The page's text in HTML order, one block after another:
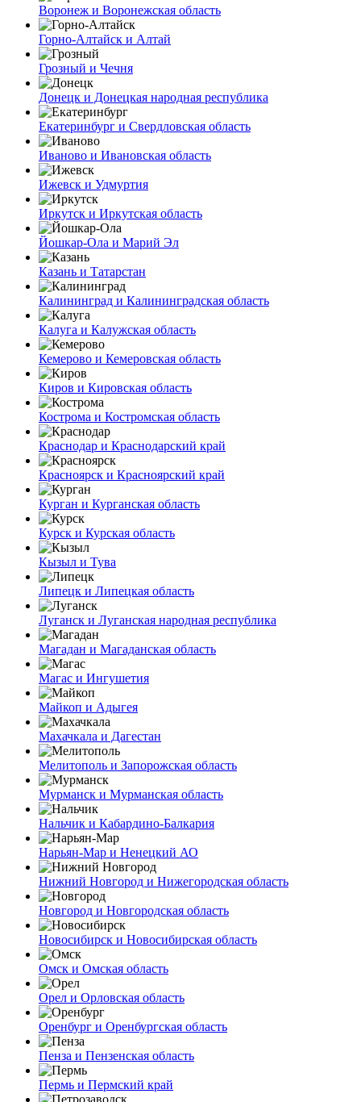
Воронеж и Воронежская область
Горно-Алтайск и Алтай
Грозный и Чечня
Донецк и Донецкая народная республика
Екатеринбург и Свердловская область
Иваново и Ивановская область
Ижевск и Удмуртия
Иркутск и Иркутская область
Йошкар-Ола и Марий Эл
Казань и Татарстан
Калининград и Калининградская область
Калуга и Калужская область
Кемерово и Кемеровская область
Киров и Кировская область
Кострома и Костромская область
Краснодар и Краснодарский край
Красноярск и Красноярский край
Курган и Курганская область
Курск и Курская область
Кызыл и Тува
Липецк и Липецкая область
Луганск и Луганская народная республика
Магадан и Магаданская область
Магас и Ингушетия
Майкоп и Адыгея
Махачкала и Дагестан
Мелитополь и Запорожская область
Мурманск и Мурманская область
Нальчик и Кабардино-Балкария
Нарьян-Мар и Ненецкий АО
Нижний Новгород и Нижегородская область
Новгород и Новгородская область
Новосибирск и Новосибирская область
Омск и Омская область
Орел и Орловская область
Оренбург и Оренбургская область
Пенза и Пензенская область
Пермь и Пермский край